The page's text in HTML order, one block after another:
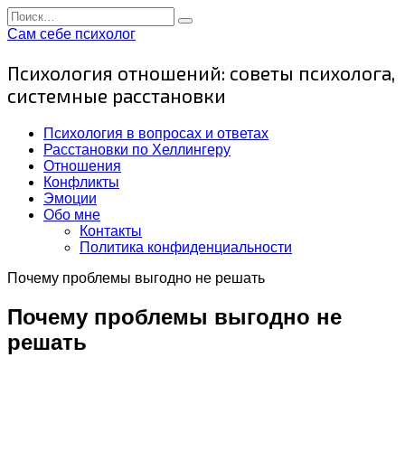
Перейти
к
Search
for:
Сам себе психолог
Психология отношений: советы психолога,
системные расстановки
Психология в вопросах и ответах
Расстановки по Хеллингеру
Отношения
Конфликты
Эмоции
Обо мне
Контакты
Политика конфиденциальности
Почему проблемы выгодно не решать
Почему проблемы выгодно не
решать